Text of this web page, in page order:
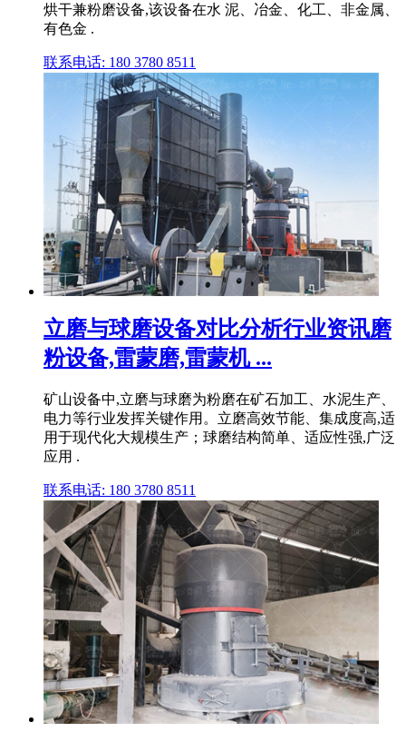
烘干兼粉磨设备,该设备在水 泥、冶金、化工、非金属、
有色金 .
联系电话: 180 3780 8511
立磨与球磨设备对比分析行业资讯磨
粉设备,雷蒙磨,雷蒙机 ...
矿山设备中,立磨与球磨为粉磨在矿石加工、水泥生产、
电力等行业发挥关键作用。立磨高效节能、集成度高,适
用于现代化大规模生产；球磨结构简单、适应性强,广泛
应用 .
联系电话: 180 3780 8511